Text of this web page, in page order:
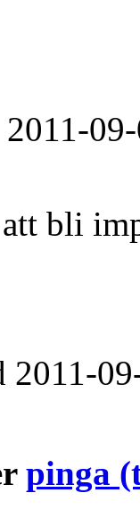
2011-
bli
2011-
pinga